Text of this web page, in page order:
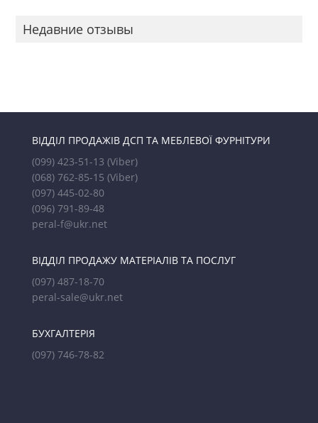
Недавние отзывы
ВІДДІЛ ПРОДАЖІВ ДСП ТА МЕБЛЕВОЇ ФУРНІТУРИ
(099) 423-51-13 (Viber)
(068) 762-85-15 (Viber)
(097) 445-02-80
(096) 791-89-48
peral-f@ukr.net
ВІДДІЛ ПРОДАЖУ МАТЕРІАЛІВ ТА ПОСЛУГ
(097) 487-18-70
peral-sale@ukr.net
БУХГАЛТЕРІЯ
(097) 746-78-82